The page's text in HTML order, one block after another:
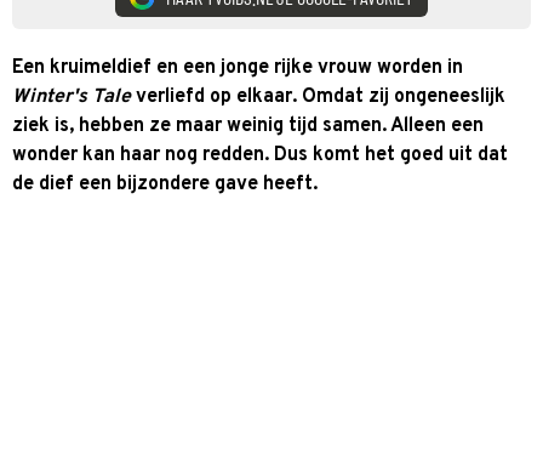
Een kruimeldief en een jonge rijke vrouw worden in
Winter's Taleverliefd op elkaar. Omdat zij ongeneeslijk
ziek is, hebben ze maar weinig tijd samen. Alleen een
wonder kan haar nog redden. Dus komt het goed uit dat
de dief een bijzondere gave heeft.